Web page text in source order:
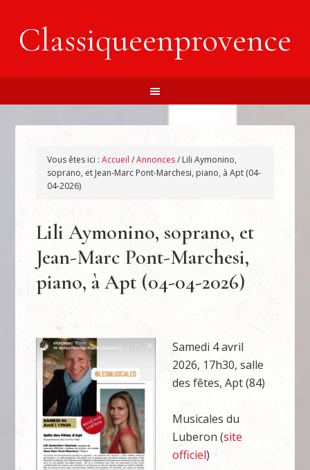
Classiqueenprovence
Vous êtes ici :Accueil /Annonces/ Lili Aymonino,
soprano, et Jean-Marc Pont-Marchesi, piano, à Apt (04-
04-2026)
Lili Aymonino, soprano, et
Jean-Marc Pont-Marchesi,
piano, à Apt (04-04-2026)
Samedi 4 avril
2026, 17h30, salle
des fêtes, Apt (84)
Musicales du
Luberon (site
officiel)